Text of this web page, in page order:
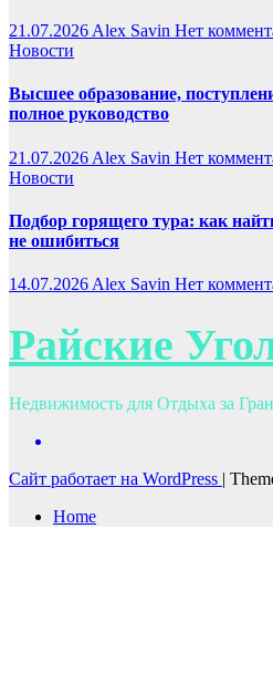
21.07.2026 Alex Savin Нет
Новости
Высшее образование,
полное руководство
21.07.2026 Alex Savin Нет
Новости
Подбор горящего тура: как
не ошибиться
14.07.2026 Alex Savin Нет
Райские
Недвижимость для Отдыха за
Сайт работает на WordPress |
Home